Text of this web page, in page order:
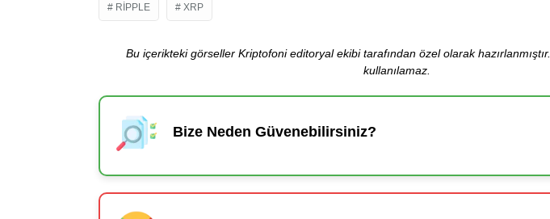
RIPPLE XRP
Bu içerikteki görseller Kriptofoni editoryal ekibi tarafından özel olarak
kullanılamaz.
Bize Neden Güvenebilirsiniz?